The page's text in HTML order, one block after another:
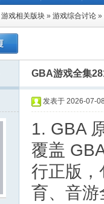
游戏相关版块 » 游戏综合讨论 »
GBA游戏全集
发表于 2026-07-
1. GBA
覆盖
行正版
育、音